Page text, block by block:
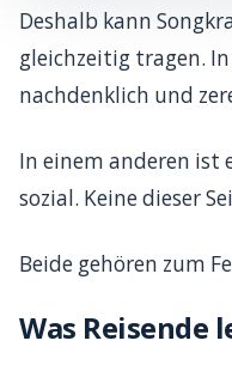
Deshalb kann
gleichzeitig tragen.
nachdenklich und
In einem anderen ist
sozial. Keine dieser
Beide gehören zum
Was Reisende